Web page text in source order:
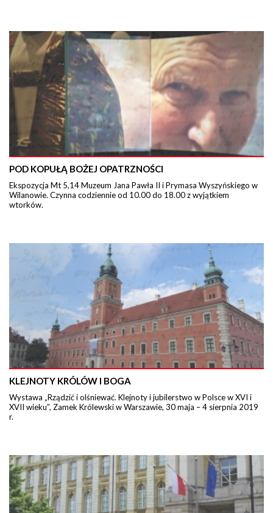
POD KOPUŁĄ BOŻEJ OPATRZNOŚCI
Ekspozycja Mt 5,14 Muzeum Jana Pawła II i Prymasa Wyszyńskiego w
Wilanowie. Czynna codziennie od 10.00 do 18.00 z wyjątkiem
wtorków.
KLEJNOTY KRÓLÓW I BOGA
Wystawa „Rządzić i olśniewać. Klejnoty i jubilerstwo w Polsce w XVI i
XVII wieku”, Zamek Królewski w Warszawie, 30 maja – 4 sierpnia 2019
r.